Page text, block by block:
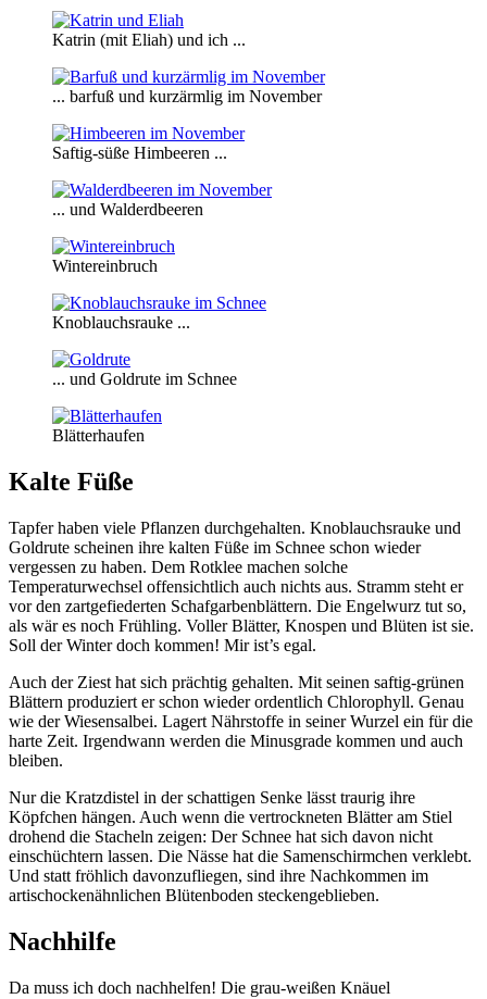
Katrin (mit Eliah) und ich ...
... barfuß und kurzärmlig im November
Saftig-süße Himbeeren ...
... und Walderdbeeren
Wintereinbruch
Knoblauchsrauke ...
... und Goldrute im Schnee
Blätterhaufen
Kalte Füße
Tapfer haben viele Pflanzen durchgehalten. Knoblauchsrauke und
Goldrute scheinen ihre kalten Füße im Schnee schon wieder
vergessen zu haben. Dem Rotklee machen solche
Temperaturwechsel offensichtlich auch nichts aus. Stramm steht er
vor den zartgefiederten Schafgarbenblättern. Die Engelwurz tut so,
als wär es noch Frühling. Voller Blätter, Knospen und Blüten ist sie.
Soll der Winter doch kommen! Mir ist’s egal.
Auch der Ziest hat sich prächtig gehalten. Mit seinen saftig-grünen
Blättern produziert er schon wieder ordentlich Chlorophyll. Genau
wie der Wiesensalbei. Lagert Nährstoffe in seiner Wurzel ein für die
harte Zeit. Irgendwann werden die Minusgrade kommen und auch
bleiben.
Nur die Kratzdistel in der schattigen Senke lässt traurig ihre
Köpfchen hängen. Auch wenn die vertrockneten Blätter am Stiel
drohend die Stacheln zeigen: Der Schnee hat sich davon nicht
einschüchtern lassen. Die Nässe hat die Samenschirmchen verklebt.
Und statt fröhlich davonzufliegen, sind ihre Nachkommen im
artischockenähnlichen Blütenboden steckengeblieben.
Nachhilfe
Da muss ich doch nachhelfen! Die grau-weißen Knäuel